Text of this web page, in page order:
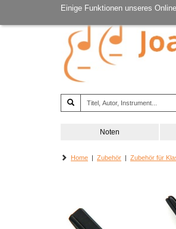
Einige Funktionen unseres
Noten
Home | Zubehör | Zubehör für